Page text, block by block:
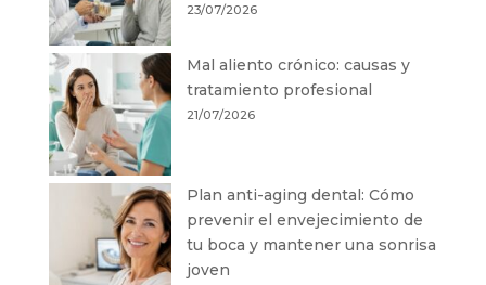
23/07/2026
Mal aliento crónico: causas y
tratamiento profesional
21/07/2026
Plan anti-aging dental: Cómo
prevenir el envejecimiento de
tu boca y mantener una sonrisa
joven